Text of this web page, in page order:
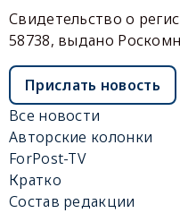
Свидетельство о
58738, выдано
Прислать новость
Все новости
Авторские колонки
ForPost-TV
Кратко
Состав редакции